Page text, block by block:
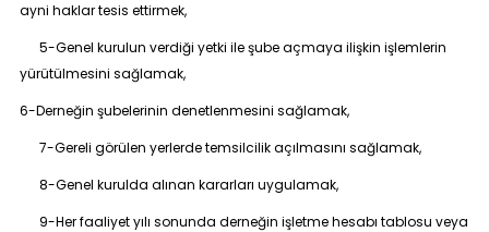
ayni haklar tesis ettirmek,
5-Genel kurulun verdiği yetki ile şube açmaya ilişkin işlemlerin
yürütülmesini sağlamak,
6-Derneğin şubelerinin denetlenmesini sağlamak,
7-Gereli görülen yerlerde temsilcilik açılmasını sağlamak,
8-Genel kurulda alınan kararları uygulamak,
9-Her faaliyet yılı sonunda derneğin işletme hesabı tablosu veya